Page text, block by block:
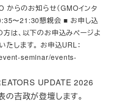
UPDATE 2026
の吉政が登壇します。
らのお知らせ（GMOインタ
〜21:30懇親会 ■ お申し込
は、以下のお申込みページよ
します。 お申込URL：
seminar/events-